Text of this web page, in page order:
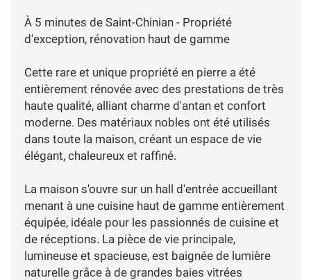
À 5 minutes de Saint-Chinian - Propriété
d'exception, rénovation haut de gamme
Cette rare et unique propriété en pierre a été
entièrement rénovée avec des prestations de très
haute qualité, alliant charme d'antan et confort
moderne. Des matériaux nobles ont été utilisés
dans toute la maison, créant un espace de vie
élégant, chaleureux et raffiné.
La maison s'ouvre sur un hall d'entrée accueillant
menant à une cuisine haut de gamme entièrement
équipée, idéale pour les passionnés de cuisine et
de réceptions. La pièce de vie principale,
lumineuse et spacieuse, est baignée de lumière
naturelle grâce à de grandes baies vitrées